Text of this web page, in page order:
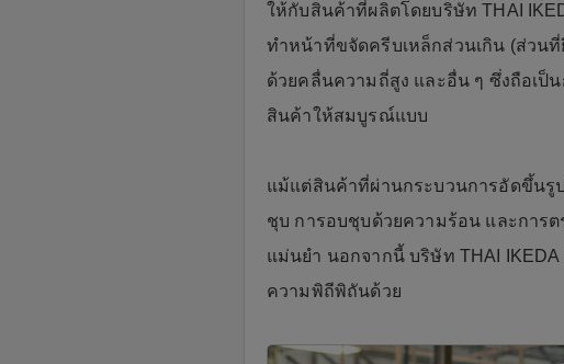
ให้กับสินค้าที่ผลิตโดยบริษัท THAI
ทำหน้าที่ขจัดครีบเหล็กส่วนเกิน (ส่วน
ด้วยคลื่นความถี่สูง และอื่น ๆ ซึ่งถือเ
สินค้าให้สมบูรณ์แบบ
แม้แต่สินค้าที่ผ่านกระบวนการอัดขึ้นรู
ชุบ การอบชุบด้วยความร้อน และการ
แม่นยำ นอกจากนี้ บริษัท THAI
ความพิถีพิถันด้วย